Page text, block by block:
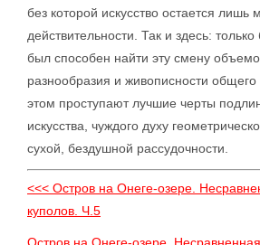
без которой искусство остается лишь
действительности. Так и здесь:
был способен найти эту смену
разнообразия и живописности
этом проступают лучшие черты
искусства, чуждого духу
сухой, бездушной рассудочности.
<<< Остров на Онеге-озере.
куполов. Ч.5